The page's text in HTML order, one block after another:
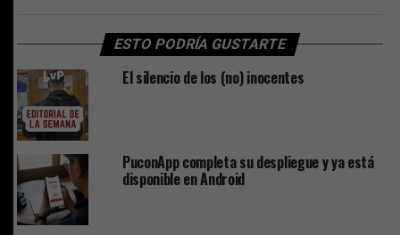
ESTO PODRÍA GUSTARTE
El silencio de los (no) inocentes
PuconApp completa su despliegue y ya está
disponible en Android